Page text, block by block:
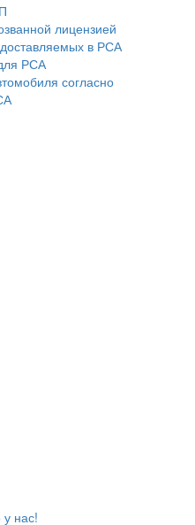
лицензией
в РСА
РСА
согласно